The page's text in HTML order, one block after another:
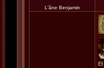
L'âne Benjamin